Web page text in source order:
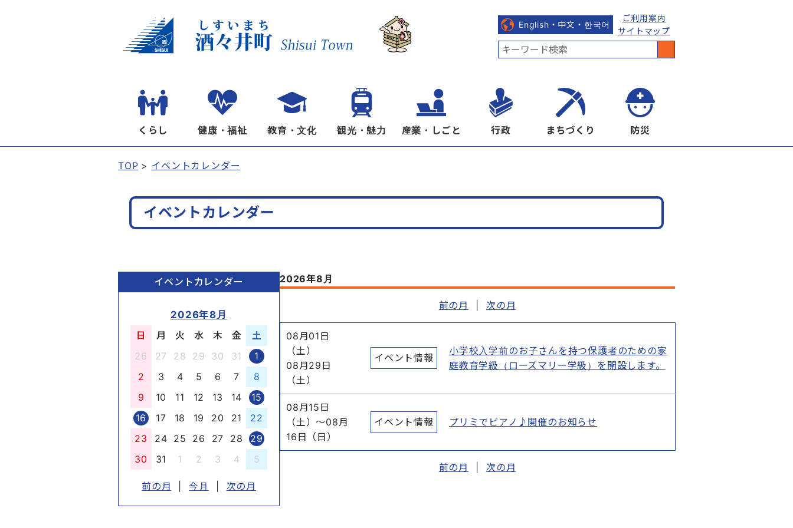
English・中文・한국어
ご利用案内
サイトマップ
くらし 健康・福祉 教育・文化 観光・魅力 産業・しごと 行政 まちづくり 防災
TOP イベントカレンダー
イベントカレンダー
イベントカレンダー
2026年8月
日
月 火 水 木 金
土
26
27 28 29 30 31
1
2
3 4 5 6 7
8
9
10 11 12 13 14
15
16
17 18 19 20 21
22
23
24 25 26 27 28
29
30
31 1 2 3 4 5
前の月 今月 次の月
2026年8月
前の月 次の月
08月01日
（土）
08月29日
（土）
イベント情報
小学校入学前のお子さんを持つ保護者のための家
庭教育学級（ローズマリー学級）を開設します。
08月15日
（土） ～08月
16日（日）
イベント情報 プリミでピアノ♪開催のお知らせ
前の月 次の月